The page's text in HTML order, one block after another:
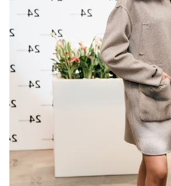
Trunk-show, представленное